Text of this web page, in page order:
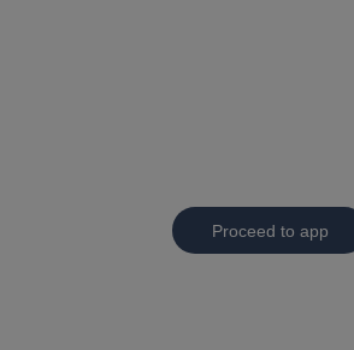
Proceed to app